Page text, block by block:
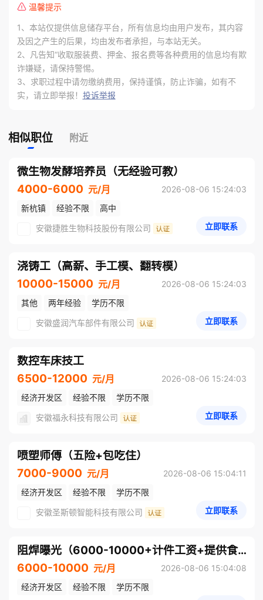
温馨提示
1、本站仅提供信息储存平台，所有信息均由用户发布，其内容
及因之产生的后果，均由发布者承担，与本站无关。
2、凡告知“收取服装费、押金、报名费等各种费用的信息均有欺
诈嫌疑，请保持警惕。
3、求职过程中请勿缴纳费用，保持谨慎，防止诈骗，如有不
实，请立即举报！ 投诉举报
相似职位 附近
微生物发酵培养员（无经验可教）
4000-6000 元/月
2026-08-06 15:24:03
新杭镇
经验不限
高中
安徽捷胜生物科技股份有限公司
立即联系
浇铸工（高薪、手工模、翻转模）
10000-15000 元/月
2026-08-06 15:24:03
其他
两年经验
学历不限
安徽盛润汽车部件有限公司
立即联系
数控车床技工
6500-12000 元/月
2026-08-06 15:24:03
经济开发区
经验不限
学历不限
安徽福永科技有限公司
立即联系
喷塑师傅（五险+包吃住）
7000-9000 元/月
2026-08-06 15:04:11
经济开发区
经验不限
学历不限
安徽圣斯顿智能科技有限公司
立即联系
阻焊曝光（6000-10000+计件工资+提供食宿+年终奖）
6000-10000 元/月
2026-08-06 15:04:08
经济开发区
经验不限
学历不限